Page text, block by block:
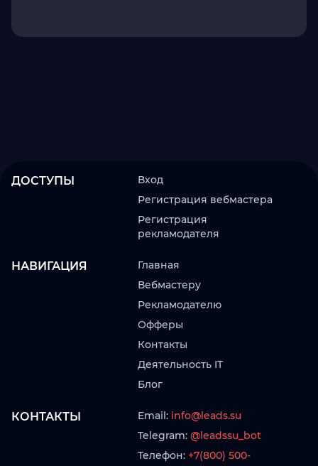
ДОСТУПЫ
Вход
Регистрация вебмастера
Регистрация
рекламодателя
НАВИГАЦИЯ
Главная
Вебмастеру
Рекламодателю
Офферы
Контакты
Деятельность IT
Блог
КОНТАКТЫ Email: info@leads.su
Telegram: @leadssu_bot
Телефон: +7(800) 500-